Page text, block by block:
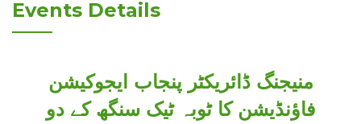
Events Details
منیجنگ ڈائریکٹر پنجاب ایجوکیشن
فاؤنڈیشن کا ٹوبہ ٹیک سنگھ کے دو